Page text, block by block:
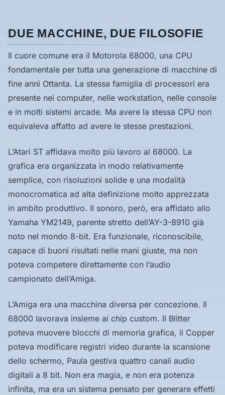
DUE MACCHINE, DUE FILOSOFIE
Il cuore comune era il Motorola 68000, una CPU
fondamentale per tutta una generazione di macchine di
fine anni Ottanta. La stessa famiglia di processori era
presente nei computer, nelle workstation, nelle console
e in molti sistemi arcade. Ma avere la stessa CPU non
equivaleva affatto ad avere le stesse prestazioni.
L’Atari ST affidava molto più lavoro al 68000. La
grafica era organizzata in modo relativamente
semplice, con risoluzioni solide e una modalità
monocromatica ad alta definizione molto apprezzata
in ambito produttivo. Il sonoro, però, era affidato allo
Yamaha YM2149, parente stretto dell’AY-3-8910 già
noto nel mondo 8-bit. Era funzionale, riconoscibile,
capace di buoni risultati nelle mani giuste, ma non
poteva competere direttamente con l’audio
campionato dell’Amiga.
L’Amiga era una macchina diversa per concezione. Il
68000 lavorava insieme ai chip custom. Il Blitter
poteva muovere blocchi di memoria grafica, il Copper
poteva modificare registri video durante la scansione
dello schermo, Paula gestiva quattro canali audio
digitali a 8 bit. Non era magia, e non era potenza
infinita, ma era un sistema pensato per generare effetti